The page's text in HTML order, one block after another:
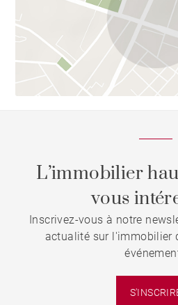
L’immobilier
vous
Inscrivez-vous à notre
actualité sur l'immobilier